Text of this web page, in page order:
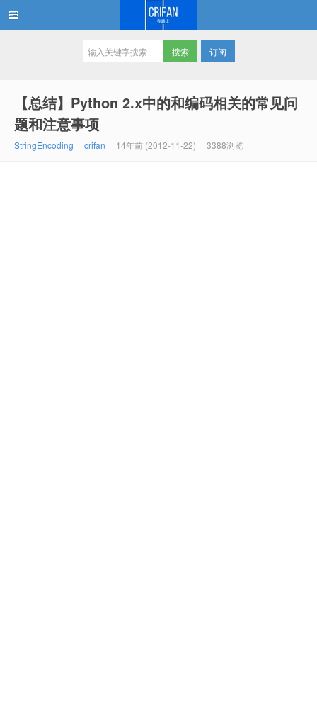
订阅
【总结】Python 2.x中的和编码相关的常见问
题和注意事项
StringEncoding crifan 14年前 (2012-11-22) 3388浏览